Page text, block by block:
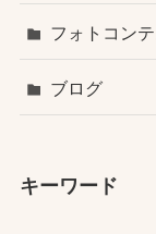
フォトコンテ
ブログ
キーワード